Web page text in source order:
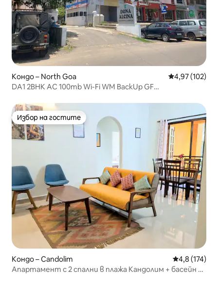
Кондо – North Goa Средна
4,97 (102)
DA1 2BHK AC 100mb Wi-Fi WM BackUp GF
Избор на гостите
Избор на гостите
Кондо – Candolim Средна
4,8 (174)
Апартамент с 2 спални в плажа Кандолим + басейн +